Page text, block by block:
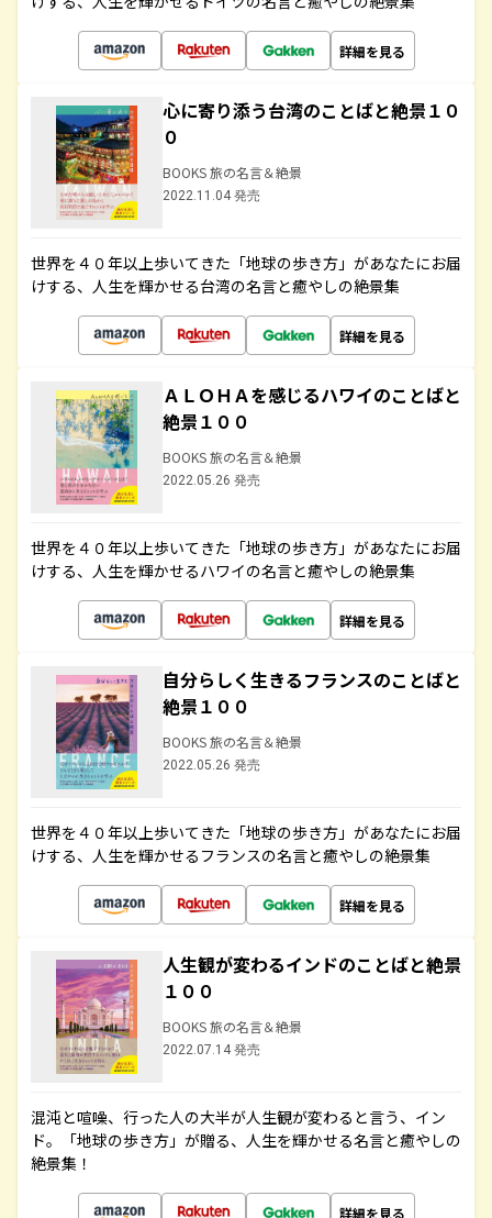
詳細を見る
心に寄り添う台湾のことばと絶景１０
０
BOOKS 旅の名言＆絶景
2022.11.04 発売
世界を４０年以上歩いてきた「地球の歩き方」があなたにお届
けする、人生を輝かせる台湾の名言と癒やしの絶景集
詳細を見る
ＡＬＯＨＡを感じるハワイのことばと
絶景１００
BOOKS 旅の名言＆絶景
2022.05.26 発売
世界を４０年以上歩いてきた「地球の歩き方」があなたにお届
けする、人生を輝かせるハワイの名言と癒やしの絶景集
詳細を見る
自分らしく生きるフランスのことばと
絶景１００
BOOKS 旅の名言＆絶景
2022.05.26 発売
世界を４０年以上歩いてきた「地球の歩き方」があなたにお届
けする、人生を輝かせるフランスの名言と癒やしの絶景集
詳細を見る
人生観が変わるインドのことばと絶景
１００
BOOKS 旅の名言＆絶景
2022.07.14 発売
混沌と喧噪、行った人の大半が人生観が変わると言う、イン
ド。「地球の歩き方」が贈る、人生を輝かせる名言と癒やしの
絶景集！
詳細を見る